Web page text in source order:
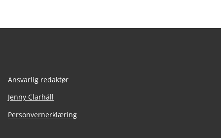
Ansvarlig redaktør
Jenny Clarhäll
Personvernerklæring